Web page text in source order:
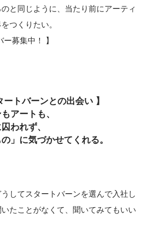
と同じように、当たり前にアーティ
つくりたい。
ー募集中！ 】
ートバーンとの出会い 】
アートも、
われず、
」に気づかせてくれる。
してスタートバーンを選んで入社し
たことがなくて、聞いてみてもいい